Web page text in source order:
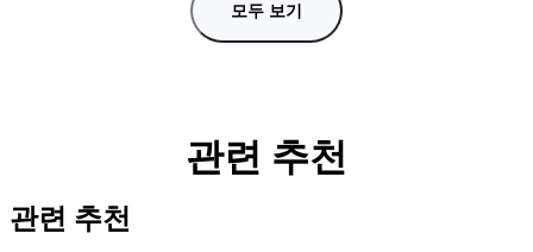
모두 보기
관련 추천
관련 추천